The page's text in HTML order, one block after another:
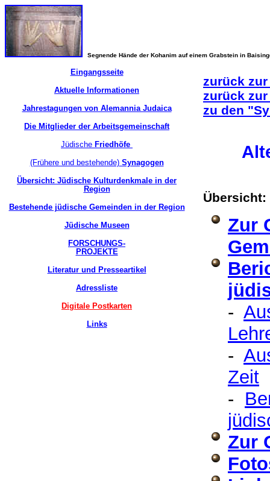
Segnende Hände der Kohanim auf einem Grabstein in
Eingangsseite
Aktuelle Informationen
Jahrestagungen von Alemannia Judaica
Die Mitglieder der Arbeitsgemeinschaft
Jüdische Friedhöfe
(Frühere und bestehende)Synagogen
Übersicht: Jüdische Kulturdenkmale in der
Region
Bestehende jüdische Gemeinden in der Region
Jüdische Museen
FORSCHUNGS-
PROJEKTE
Literatur und Presseartikel
Adressliste
Digitale Postkarten
Links
zurück
zurück
zu den
Übersicht:
Zur
-
-
Zeit
-
Zur